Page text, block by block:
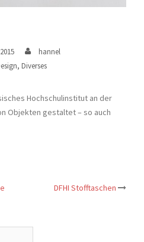
hannel
, Diverses
Hochschulinstitut an der
Objekten gestaltet – so auch
DFHI Stofftaschen